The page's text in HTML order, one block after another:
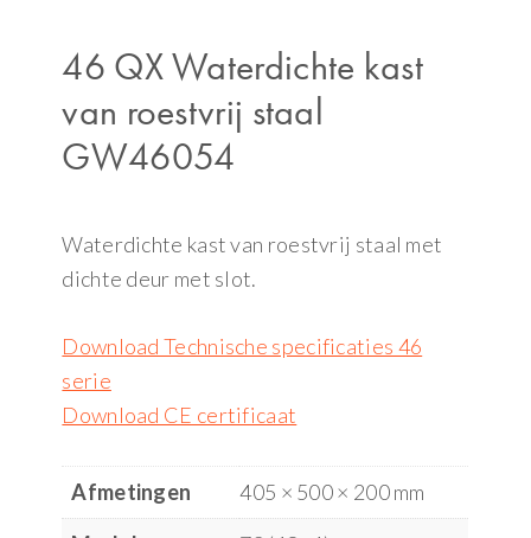
46 QX Waterdichte kast
van roestvrij staal
GW46054
Waterdichte kast van roestvrij staal met
dichte deur met slot.
Download Technische specificaties 46
serie
Download CE certificaat
Afmetingen
405 × 500 × 200 mm